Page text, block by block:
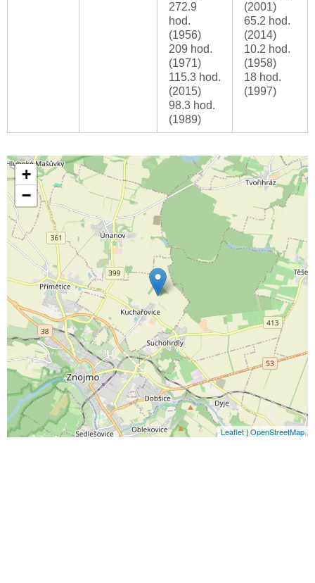
272.9
hod.
(1956)
209 hod.
(1971)
115.3 hod.
(2015)
98.3 hod.
(1989)
(2001)
65.2 hod.
(2014)
10.2 hod.
(1958)
18 hod.
(1997)
+
−
Leaflet | OpenStreetMap